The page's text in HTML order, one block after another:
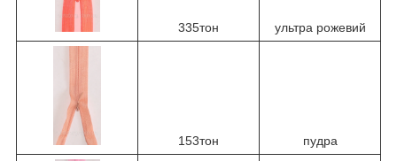
335тон ультра рожевий
153тон пудра